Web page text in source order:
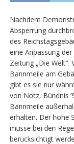
Nachdem
Absperrung
des
eine Anpassung
Zeitung „Die Welt”.
Bannmeile am
gibt es sie nur
von Notz, Bündnis
Bannmeile
erhalten. Der hohe
müsse bei den
berücksichtigt